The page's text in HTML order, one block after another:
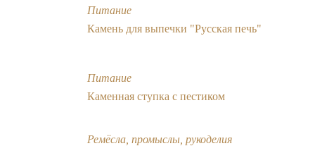
Питание
Камень для выпечки "Русская печь"
Питание
Каменная ступка с пестиком
Ремёсла, промыслы, рукоделия